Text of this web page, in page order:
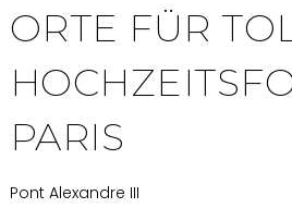
ORTE FÜR
PARIS
Pont Alexandre III